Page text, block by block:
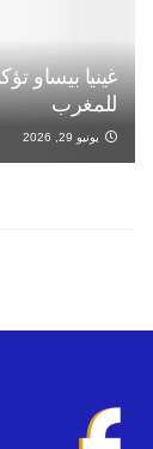
غينيا بيساو
للمغرب
يونيو 29, 2026